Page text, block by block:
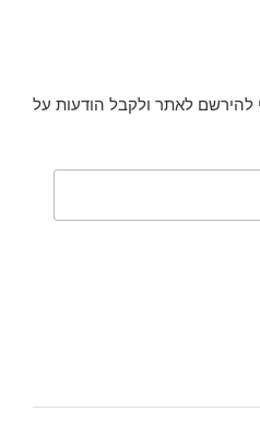
להירשם לאתר ולקבל הודעות על